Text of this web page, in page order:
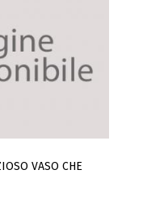
VASO CHE